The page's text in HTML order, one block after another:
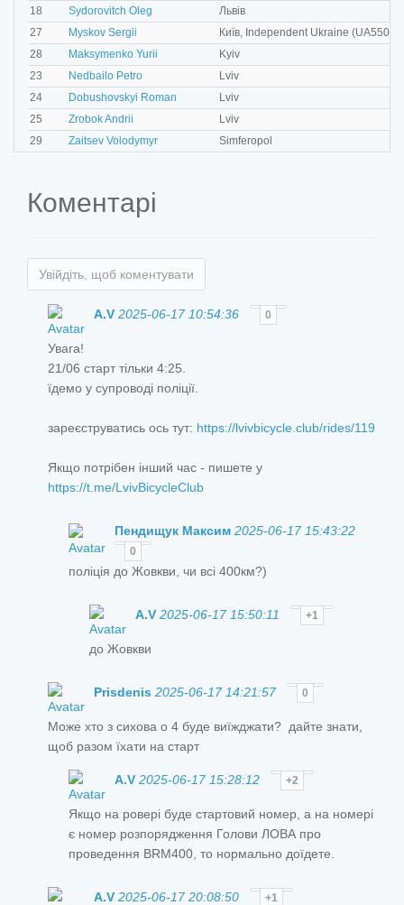
18 Sydorovitch Oleg
Львів
27
Myskov Sergii
Київ, Independent Ukraine
28
Maksymenko Yurii
Kyiv
23
Nedbailo Petro
Lviv
24
Dobushovskyi Roman
Lviv
25
Zrobok Andrii
Lviv
29
Zaitsev Volodymyr Simferopol
Коментарі
Увійдіть, щоб коментувати
A.V 2025-06-17 10:54:36 0
Увага!
21/06 старт тільки 4:25.
їдемо у супроводі поліції.
зареєструватись ось тут: https://lvivbicycle.club/rides/119
Якщо потрібен інший час - пишете у
https://t.me/LvivBicycleClub
Пендищук Максим 2025-06-17 15:43:22
0
поліція до Жовкви, чи всі 400км?)
A.V 2025-06-17 15:50:11 +1
до Жовкви
Prisdenis 2025-06-17 14:21:57 0
Може хто з сихова о 4 буде виїжджати? дайте знати,
щоб разом їхати на старт
A.V 2025-06-17 15:28:12 +2
Якщо на ровері буде стартовий номер, а на номері
є номер розпорядження Голови ЛОВА про
проведення BRM400, то нормально доїдете.
A.V 2025-06-17 20:08:50 +1